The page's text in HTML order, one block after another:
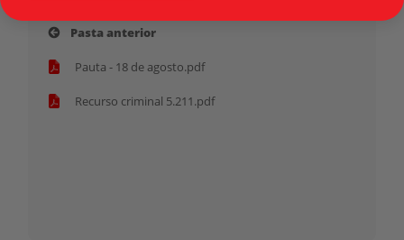
Pasta anterior
Pauta - 18 de agosto.pdf
Recurso criminal 5.211.pdf